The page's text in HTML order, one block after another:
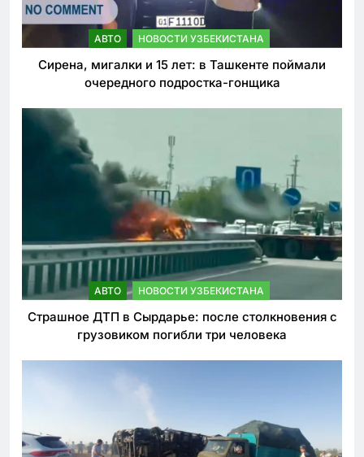
АВТО НОВОСТИ УЗБЕКИСТАНА
Сирена, мигалки и 15 лет: в Ташкенте поймали
очередного подростка-гонщика
АВТО НОВОСТИ УЗБЕКИСТАНА
Страшное ДТП в Сырдарье: после столкновения с
грузовиком погибли три человека